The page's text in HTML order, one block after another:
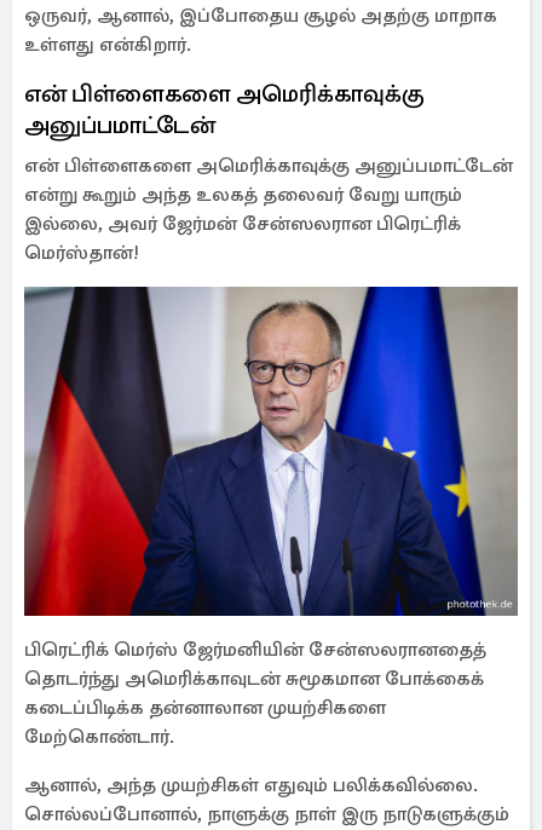
ஒருவர், ஆனால், இப்போதைய சூழல் அதற்கு மாறாக
உள்ளது என்கிறார்.
என் பிள்ளைகளை அமெரிக்காவுக்கு
அனுப்பமாட்டேன்
என் பிள்ளைகளை அமெரிக்காவுக்கு அனுப்பமாட்டேன்
என்று கூறும் அந்த உலகத் தலைவர் வேறு யாரும்
இல்லை, அவர் ஜேர்மன் சேன்ஸலரான பிரெட்ரிக்
மெர்ஸ்தான்!
பிரெட்ரிக் மெர்ஸ் ஜேர்மனியின் சேன்ஸலரானதைத்
தொடர்ந்து அமெரிக்காவுடன் சுமூகமான போக்கைக்
கடைப்பிடிக்க தன்னாலான முயற்சிகளை
மேற்கொண்டார்.
ஆனால், அந்த முயற்சிகள் எதுவும் பலிக்கவில்லை.
சொல்லப்போனால், நாளுக்கு நாள் இரு நாடுகளுக்கும்